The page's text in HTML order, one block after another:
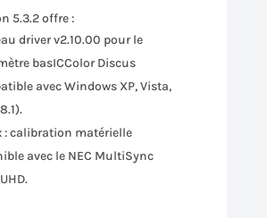
5.3.2 offre :
driver v2.10.00 pour le
basICColor Discus
avec Windows XP, Vista,
: calibration matérielle
avec le NEC MultiSync